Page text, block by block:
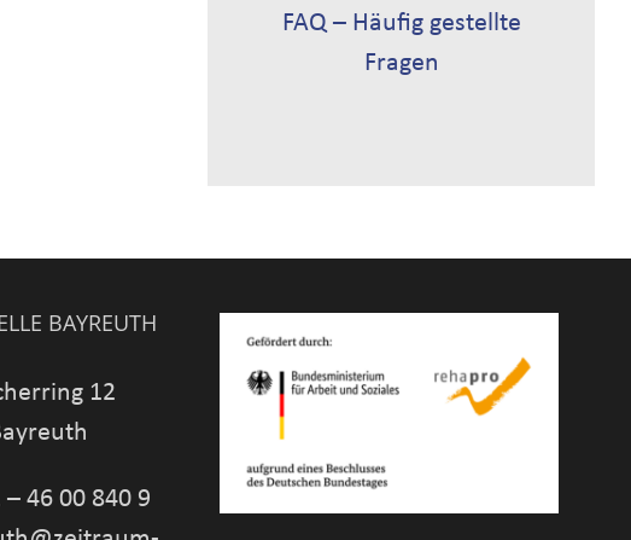
FAQ – Häufig gestellte
Fragen
BAYREUTH
12
46 00 840 9